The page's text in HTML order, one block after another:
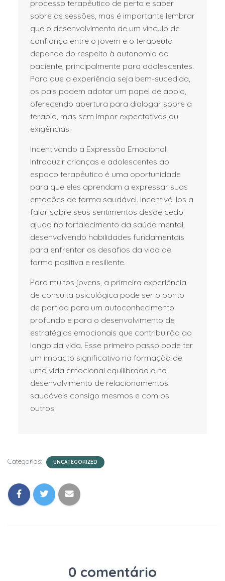
processo terapêutico de perto e saber
sobre as sessões, mas é importante lembrar
que o desenvolvimento de um vínculo de
confiança entre o jovem e o terapeuta
depende do respeito à autonomia do
paciente, principalmente para adolescentes.
Para que a experiência seja bem-sucedida,
os pais podem adotar um papel de apoio,
oferecendo abertura para dialogar sobre a
terapia, mas sem impor expectativas ou
exigências.
Incentivando a Expressão Emocional
Introduzir crianças e adolescentes ao
espaço terapêutico é uma oportunidade
para que eles aprendam a expressar suas
emoções de forma saudável. Incentivá-los a
falar sobre seus sentimentos desde cedo
ajuda no fortalecimento da saúde mental,
desenvolvendo habilidades fundamentais
para enfrentar os desafios da vida de
forma positiva e resiliente.
Para muitos jovens, a primeira experiência
de consulta psicológica pode ser o ponto
de partida para um autoconhecimento
profundo e para o desenvolvimento de
estratégias emocionais que contribuirão ao
longo da vida. Esse primeiro passo pode ter
um impacto significativo na formação de
uma vida emocional equilibrada e no
desenvolvimento de relacionamentos
saudáveis consigo mesmos e com os
outros.
Categorias: UNCATEGORIZED
0 comentário